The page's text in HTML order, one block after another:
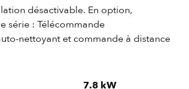
désactivable. En option,
série : Télécommande
nettoyant et commande à distance
7.8 kW